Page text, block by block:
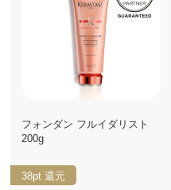
フォンダン フルイダリスト
200g
38pt 還元